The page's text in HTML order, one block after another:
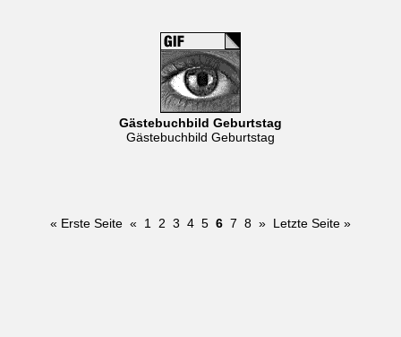
Gästebuchbild Geburtstag
Gästebuchbild Geburtstag
« Erste Seite « 1 2 3 4 5 6 7 8 » Letzte Seite »